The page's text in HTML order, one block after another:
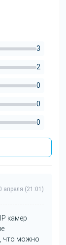
3
2
0
0
0
апреля (21:01)
камер
что можно